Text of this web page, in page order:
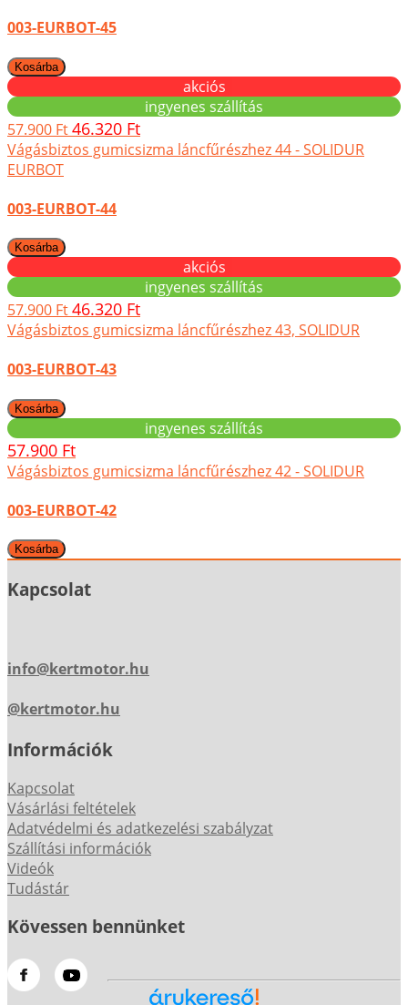
003-EURBOT-45
akciós
ingyenes szállítás
57.900 Ft46.320 Ft
Vágásbiztos gumicsizma láncfűrészhez 44 - SOLIDUR
EURBOT
003-EURBOT-44
akciós
ingyenes szállítás
57.900 Ft46.320 Ft
Vágásbiztos gumicsizma láncfűrészhez 43, SOLIDUR
003-EURBOT-43
ingyenes szállítás
57.900 Ft
Vágásbiztos gumicsizma láncfűrészhez 42 - SOLIDUR
003-EURBOT-42
Kapcsolat
info@kertmotor.hu
@kertmotor.hu
Információk
Kapcsolat
Vásárlási feltételek
Adatvédelmi és adatkezelési szabályzat
Szállítási információk
Videók
Tudástár
Kövessen bennünket